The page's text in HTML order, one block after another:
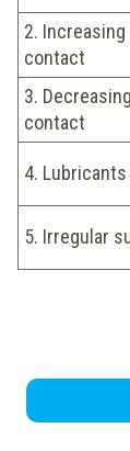
2.
contact
3.
contact
4. Lubricants
5. Irregular